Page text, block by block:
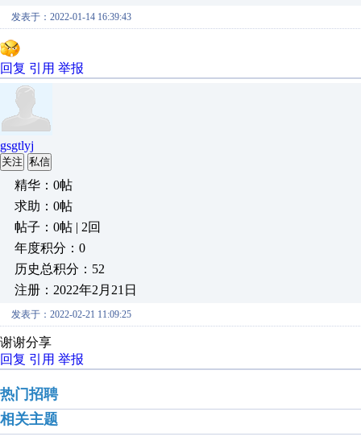
发表于：2022-01-14 16:39:43
回复 引用 举报
gsgtlyj
关注 私信
精华：0帖
求助：0帖
帖子：0帖 | 2回
年度积分：0
历史总积分：52
注册：2022年2月21日
发表于：2022-02-21 11:09:25
谢谢分享
回复 引用 举报
热门招聘
相关主题